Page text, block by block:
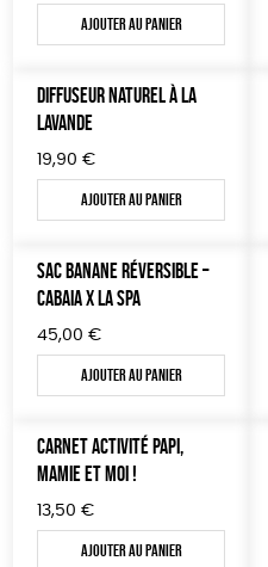
LIVRES & BD
TOUT
Ajouter au panier
DIFFUSEUR NATUREL À LA
LAVANDE
19,90 €
Ajouter au panier
SAC BANANE RÉVERSIBLE –
CABAIA X LA SPA
45,00 €
Ajouter au panier
CARNET ACTIVITÉ PAPI,
MAMIE ET MOI !
13,50 €
Ajouter au panier